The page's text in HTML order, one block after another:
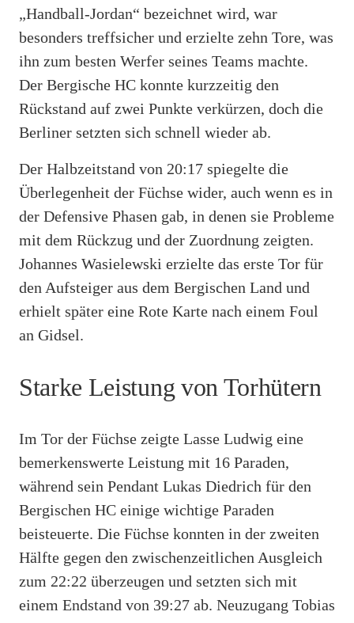
„Handball-Jordan“ bezeichnet wird, war
besonders treffsicher und erzielte zehn Tore, was
ihn zum besten Werfer seines Teams machte.
Der Bergische HC konnte kurzzeitig den
Rückstand auf zwei Punkte verkürzen, doch die
Berliner setzten sich schnell wieder ab.
Der Halbzeitstand von 20:17 spiegelte die
Überlegenheit der Füchse wider, auch wenn es in
der Defensive Phasen gab, in denen sie Probleme
mit dem Rückzug und der Zuordnung zeigten.
Johannes Wasielewski erzielte das erste Tor für
den Aufsteiger aus dem Bergischen Land und
erhielt später eine Rote Karte nach einem Foul
an Gidsel.
Starke Leistung von Torhütern
Im Tor der Füchse zeigte Lasse Ludwig eine
bemerkenswerte Leistung mit 16 Paraden,
während sein Pendant Lukas Diedrich für den
Bergischen HC einige wichtige Paraden
beisteuerte. Die Füchse konnten in der zweiten
Hälfte gegen den zwischenzeitlichen Ausgleich
zum 22:22 überzeugen und setzten sich mit
einem Endstand von 39:27 ab. Neuzugang Tobias